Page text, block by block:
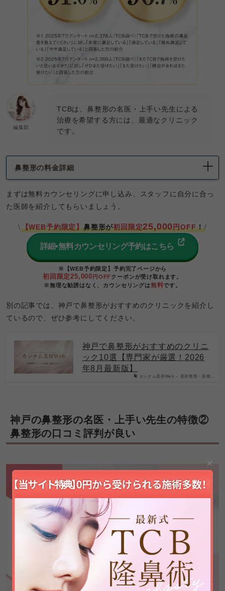
編集部
TCBは、鼻整形の名医・上手い先生による
治療を希望する方には、最適なクリニック
です。
鼻整形の料金詳細
まずは無料カウンセリングに申し込み、スタッフに自分に合っ
た医師を紹介してもらいましょう。
\【WEB予約限定】鼻整形が初回限定25,000円OFF！/
詳細•無料カウンセリング予約はこちら
※【WEB予約限定】予約完了ページから
初回限定25,000 円OFFクーポンが受け取れます。
※無理な勧誘はなく、カウンセリングは無料です。
別の記事では、神戸で鼻整形がおすすめのクリニックを紹介し
ているので、ぜひ参考にしてください。
カンナム美容Web – 美容整形・医療…
神戸で鼻整形がおすすめのクリニ
ック10選【専門家が厳選！2026
年8月最新版】
神戸の鼻整形の名医・上手い先生の特徴②
鼻整形の口コミ評判が良い